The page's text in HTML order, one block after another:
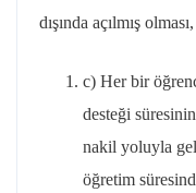
dışında açılmış olması,
c) Her bir
desteği
nakil yoluyla
öğretim